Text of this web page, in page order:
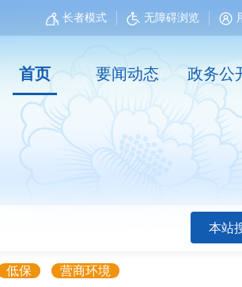
长者模式 无障碍浏览
首页 要闻动态 政务公
本站
低保 营商环境